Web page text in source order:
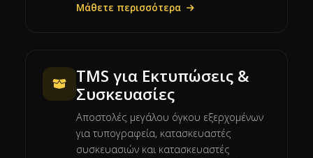
Μάθετε περισσότερα
TMS για Εκτυπώσεις &
Συσκευασίες
Αποστολές μεγάλου όγκου εξερχομένων
για τυπογραφεία, κατασκευαστές
συσκευασιών και κατασκευαστές